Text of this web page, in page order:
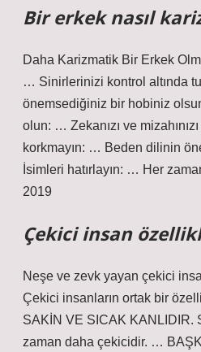
Bir erkek nasıl
Daha Karizmatik Bir Erkek
… Sinirlerinizi kontrol altında
önemsediğiniz bir hobiniz
olun: … Zekanızı ve
korkmayın: … Beden dilinin
İsimleri hatırlayın: … Her
2019
Çekici insan
Neşe ve zevk yayan çekici
Çekici insanların ortak bir
SAKİN VE SICAK KANLIDIR.
zaman daha çekicidir. …